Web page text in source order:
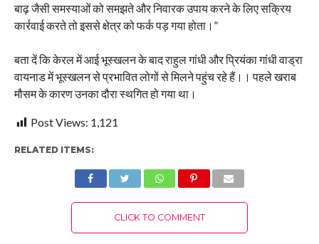
बाढ़ जैसी समस्याओं को समझते और निवारक उपाय करने के लिए सक्रिय
कार्रवाई करते तो इससे क्षेत्र को फर्क पड़ गया होता।”
बता दें कि केरल में आई भूस्खलन के बाद राहुल गांधी और प्रियंका गांधी वाड्रा
वायनाड में भूस्खलन से प्रभावित लोगों से मिलने पहुंच रहे हैं।। पहले खराब
मौसम के कारण उनका दौरा स्थगित हो गया था।
Post Views: 1,121
RELATED ITEMS:
CLICK TO COMMENT